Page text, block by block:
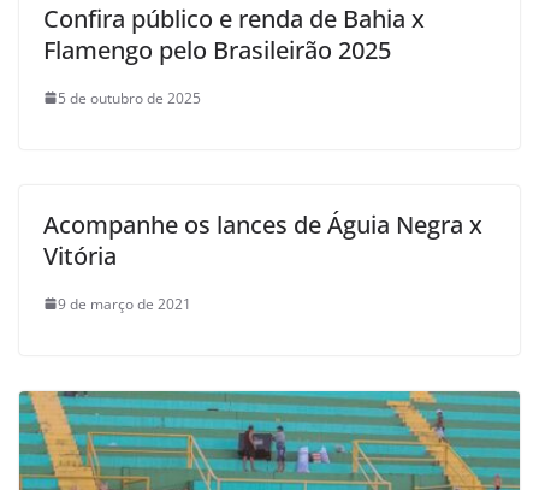
Confira público e renda de Bahia x
Flamengo pelo Brasileirão 2025
5 de outubro de 2025
Acompanhe os lances de Águia Negra x
Vitória
9 de março de 2021